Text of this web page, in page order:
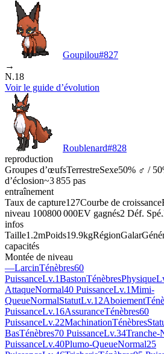
Goupilou#827
→
N.18
Voir le guide d’évolution
Roublenard#828
reproduction
Groupes d’œufsTerrestreSexe50% ♂ /
d’éclosion~3 855 pas
entraînement
Taux de capture127Courbe de croissance
niveau 100800 000EV gagnés2 Déf. Spé.
infos
Taille1.2mPoids19.9kgRégionGalar
capacités
Montée de niveau
—LarcinTénèbres60
PuissanceLv.1BastonTénèbresPhysique
AttaqueNormal40 PuissanceLv.1Mimi-
QueueNormalStatutLv.12Aboiement
PuissanceLv.16AssuranceTénèbres60
PuissanceLv.22MachinationTénèbres
BasTénèbres70 PuissanceLv.34Tranche-
PuissanceLv.40Plumo-QueueNormal25